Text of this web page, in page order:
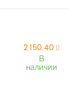
2 150,40
В
наличии